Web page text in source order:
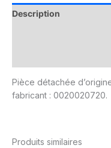
Description
Pièce détachée
fabricant : 0020020720.
Produits similaires